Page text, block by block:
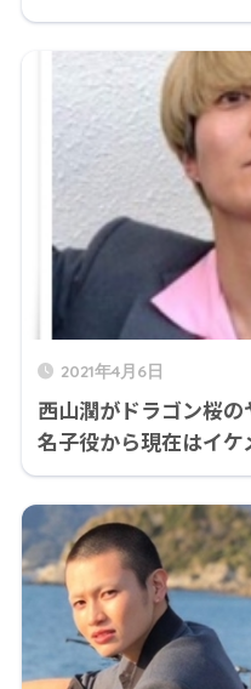
2021年4月6日
西山潤がドラゴン桜の
名子役から現在はイケ